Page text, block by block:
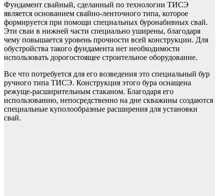
Фундамент свайный, сделанный по технологии ТИСЭ
является основанием свайно-ленточного типа, которое
формируется при помощи специальных буронабивных свай.
Эти сваи в нижней части специально уширены, благодаря
чему повышается уровень прочности всей конструкции. Для
обустройства такого фундамента нет необходимости
использовать дорогостоящее строительное оборудование.
Все что потребуется для его возведения это специальный бур
ручного типа ТИСЭ. Конструкция этого бура оснащена
режуще-расширительным стаканом. Благодаря его
использованию, непосредственно на дне скважины создаются
специальные куполообразные расширения для установки
свай.